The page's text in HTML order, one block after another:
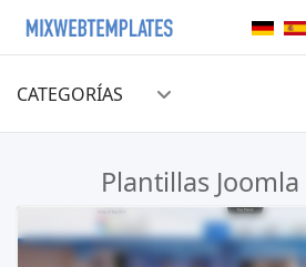
CATEGORÍAS
Plantillas